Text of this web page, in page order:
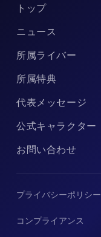
トップ
ニュース
所属ライバー
所属特典
代表メッセージ
公式キャラクター
お問い合わせ
プライバシーポリシー
コンプライアンス